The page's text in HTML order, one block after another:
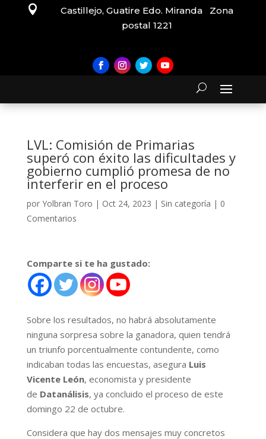

Castillejo, Guatire Edo. Miranda Zona
postal 1221
LVL: Comisión de Primarias
superó con éxito las dificultades y
gobierno cumplió promesa de no
interferir en el proceso
por Yolbran Toro | Oct 24, 2023 | Sin categoría | 0
Comentarios
Comparte si te ha gustado:
Sobre los resultados, no habrá absolutamente
ninguna sorpresa sobre la ganadora, quien tendrá
un triunfo porcentualmente contundente, como
indicaban todas las encuestas, asegura Luis
Vicente León, economista y presidente
de Datanálisis, ya concluido el proceso de este
domingo 22 de octubre.
Considera que hay dos mensajes muy concretos